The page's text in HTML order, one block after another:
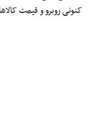
کنونی روبرو و قیمت‌